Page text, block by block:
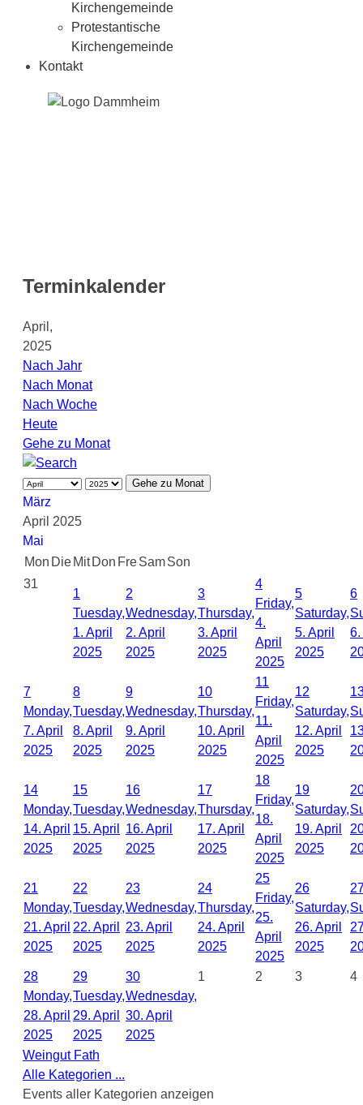
Kirchengemeinde
Protestantische
Kirchengemeinde
Kontakt
Terminkalender
April,
2025
Nach Jahr
Nach Monat
Nach Woche
Heute
Gehe zu Monat
Gehe zu Monat
März
April 2025
Mai
Mon Die Mit Don FreSamSon
31
1
Tuesday,
1. April
2025
2
Wednesday,
2. April
2025
3
Thursday,
3. April
2025
4
Friday,
4.
April
2025
5
Saturday,
5. April
2025
6
6.
7
Monday,
7. April
2025
8
Tuesday,
8. April
2025
9
Wednesday,
9. April
2025
10
Thursday,
10. April
2025
11
Friday,
11.
April
2025
12
Saturday,
12. April
2025
14
Monday,
14. April
2025
15
Tuesday,
15. April
2025
16
Wednesday,
16. April
2025
17
Thursday,
17. April
2025
18
Friday,
18.
April
2025
19
Saturday,
19. April
2025
21
Monday,
21. April
2025
22
Tuesday,
22. April
2025
23
Wednesday,
23. April
2025
24
Thursday,
24. April
2025
25
Friday,
25.
April
2025
26
Saturday,
26. April
2025
28
Monday,
28. April
2025
29
Tuesday,
29. April
2025
30
Wednesday,
30. April
2025
1 2 3 4
Weingut Fath
Alle Kategorien ...
Events aller Kategorien anzeigen